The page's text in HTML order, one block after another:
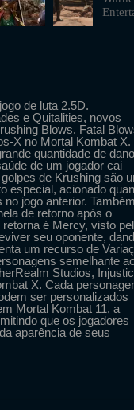
de luta 2.5D.
e Quitalities, novos
Blows. Fatal
X no Mortal Kombat X.
quantidade de
de um jogador cai
de Krushing são
especial, acionado
jogo anterior. Também
de retorno após o
é Mercy, visto
seu oponente,
um recurso de
semelhante
Studios,
X. Cada
ser personalizados
Mortal Kombat 11, a
que os jogadores
aparência de seus